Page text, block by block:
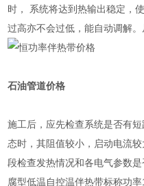
时， 系统将达到热输出稳定，
过高亦不会过低，能自动调解
石油管道价格
施工后，应先检查系统是否有
态时，其阻值较小，启动电流
段检查发热情况和各电气参数
腐型低温自控温伴热带标称功